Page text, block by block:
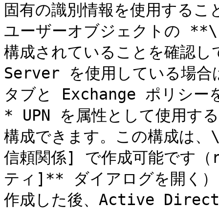
固有の識別情報を使用する
ユーザーオブジェクトの
構成されていることを確認
Server を使用している場
タブと Exchange ポリシー
* UPN を属性として使用す
構成できます。この構成
信頼関係] で作成可能です
ティ]** ダイアログを開く）
作成した後、Active